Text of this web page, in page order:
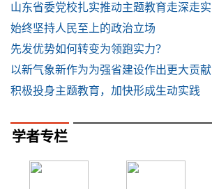
山东省委党校扎实推动主题教育走深走实
始终坚持人民至上的政治立场
先发优势如何转变为领跑实力？
以新气象新作为为强省建设作出更大贡献
积极投身主题教育，加快形成生动实践
学者专栏